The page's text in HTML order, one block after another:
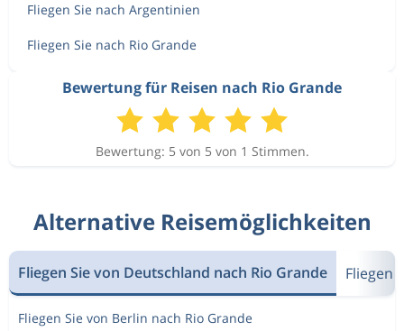
Fliegen Sie nach Argentinien
Fliegen Sie nach Rio Grande
Bewertung für Reisen nach Rio Grande
Bewertung: 5 von 5 von 1 Stimmen.
Alternative Reisemöglichkeiten
Fliegen Sie von Deutschland nach Rio Grande Fliegen
Fliegen Sie von Berlin nach Rio Grande